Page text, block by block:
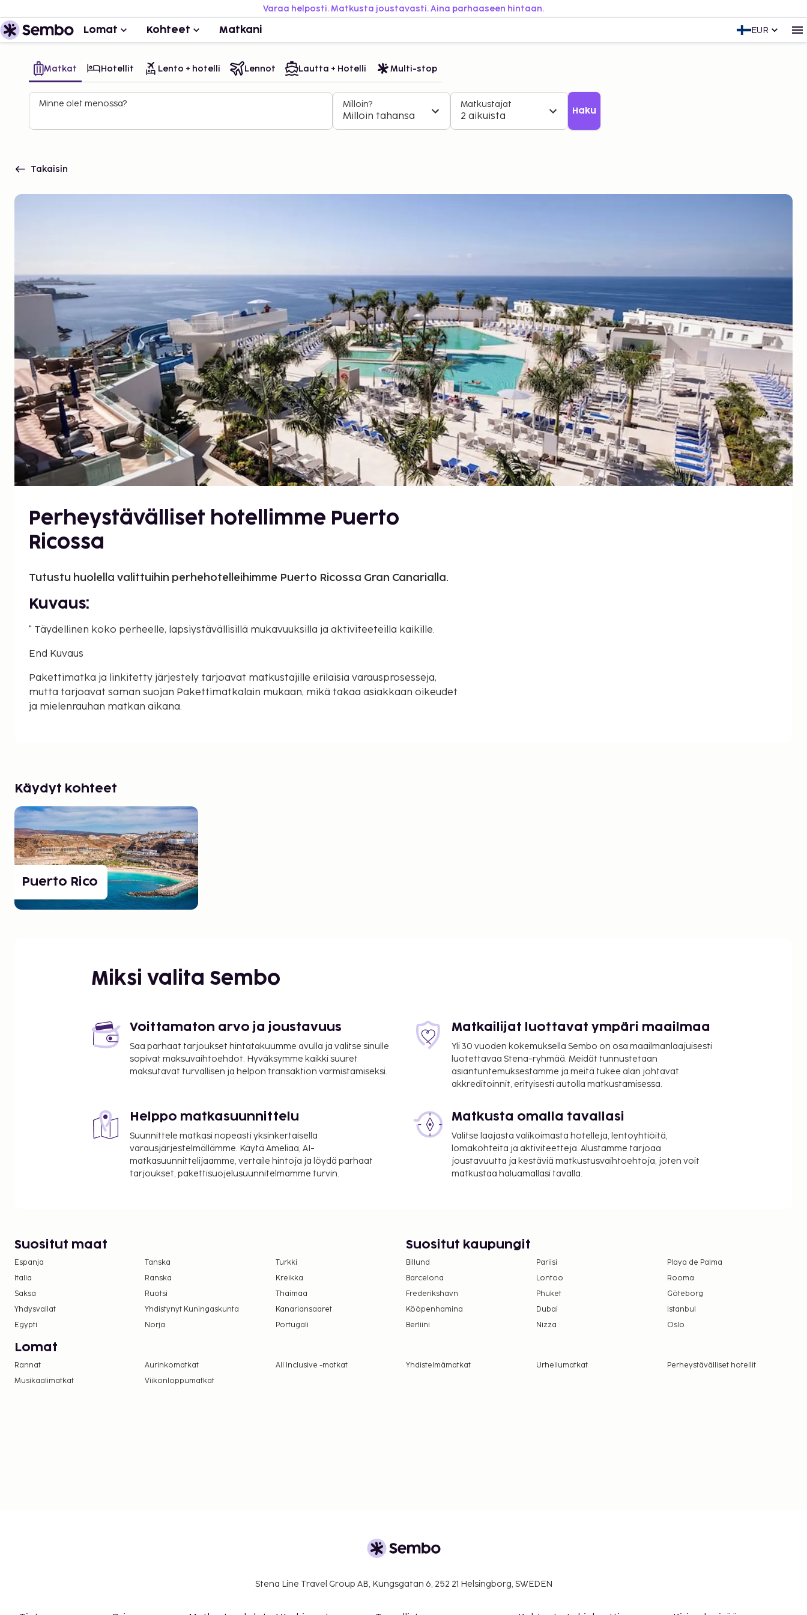
Varaa helposti. Matkusta joustavasti. Aina parhaaseen hintaan.
Lomat Kohteet Matkani EUR
Matkat Hotellit Lento + hotelli Lennot Lautta + Hotelli Multi-stop
Minne olet menossa? Milloin?
Milloin tahansa
Matkustajat
2 aikuista Haku
Takaisin
Perheystävälliset hotellimme Puerto
Ricossa
Tutustu huolella valittuihin perhehotelleihimme Puerto Ricossa Gran Canarialla.
Kuvaus:
" Täydellinen koko perheelle, lapsiystävällisillä mukavuuksilla ja aktiviteeteilla kaikille.
End Kuvaus
Pakettimatka ja linkitetty järjestely tarjoavat matkustajille erilaisia varausprosesseja,
mutta tarjoavat saman suojan Pakettimatkalain mukaan, mikä takaa asiakkaan oikeudet
ja mielenrauhan matkan aikana.
Käydyt kohteet
Puerto Rico
Miksi valita Sembo
Voittamaton arvo ja joustavuus
Saa parhaat tarjoukset hintatakuumme avulla ja valitse sinulle
sopivat maksuvaihtoehdot. Hyväksymme kaikki suuret
maksutavat turvallisen ja helpon transaktion varmistamiseksi.
Matkailijat luottavat ympäri maailmaa
Yli 30 vuoden kokemuksella Sembo on osa maailmanlaajuisesti
luotettavaa Stena-ryhmää. Meidät tunnustetaan
asiantuntemuksestamme ja meitä tukee alan johtavat
akkreditoinnit, erityisesti autolla matkustamisessa.
Helppo matkasuunnittelu
Suunnittele matkasi nopeasti yksinkertaisella
varausjärjestelmällämme. Käytä Ameliaa, AI-
matkasuunnittelijaamme, vertaile hintoja ja löydä parhaat
tarjoukset, pakettisuojelusuunnitelmamme turvin.
Matkusta omalla tavallasi
Valitse laajasta valikoimasta hotelleja, lentoyhtiöitä,
lomakohteita ja aktiviteetteja. Alustamme tarjoaa
joustavuutta ja kestäviä matkustusvaihtoehtoja, joten voit
matkustaa haluamallasi tavalla.
Suositut maat
Espanja Tanska
Turkki
Italia
Ranska
Kreikka
Saksa
Ruotsi
Thaimaa
Yhdysvallat
Yhdistynyt Kuningaskunta
Kanariansaaret
Egypti
Norja Portugali
Suositut kaupungit
Billund Pariisi
Playa de Palma
Barcelona
Lontoo
Rooma
Frederikshavn
Phuket
Göteborg
Kööpenhamina
Dubai
Istanbul
Berliini
Nizza Oslo
Lomat
Rannat Aurinkomatkat All Inclusive -matkat Yhdistelmämatkat Urheilumatkat
Perheystävälliset hotellit
Musikaalimatkat
Viikonloppumatkat
Stena Line Travel Group AB, Kungsgatan 6, 252 21 Helsingborg, SWEDEN